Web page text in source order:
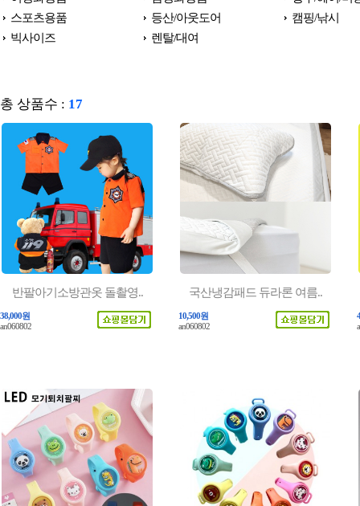
스포츠용품
등산/아웃도어
캠핑/낚시
빅사이즈
렌탈/대여
총 상품수 : 17
반팔아기소방관옷 돌촬영..
38,000원
an060802
국산냉감패드 듀라론 여름..
10,500원
an060802